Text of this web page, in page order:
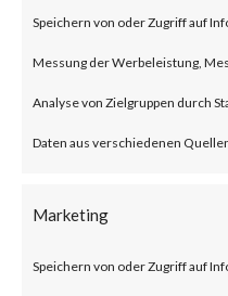
Speichern von oder Zugriff auf
Messung der Werbeleistung,
Analyse von Zielgruppen durch
Daten aus verschiedenen
Marketing
Speichern von oder Zugriff auf
2023-46805